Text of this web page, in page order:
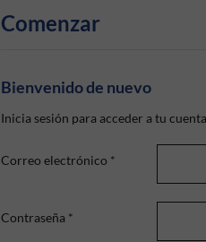
Comenzar
Bienvenido de nuevo
Inicia sesión para acceder a tu
Correo electrónico *
Contraseña *